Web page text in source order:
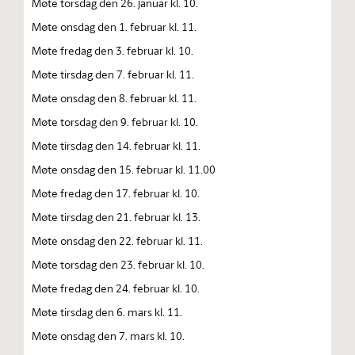
Møte onsdag den 1. februar kl. 11.
Møte fredag den 3. februar kl. 10.
Møte tirsdag den 7. februar kl. 11.
Møte onsdag den 8. februar kl. 11.
Møte torsdag den 9. februar kl. 10.
Møte tirsdag den 14. februar kl. 11.
Møte onsdag den 15. februar kl. 11.00
Møte fredag den 17. februar kl. 10.
Møte tirsdag den 21. februar kl. 13.
Møte onsdag den 22. februar kl. 11.
Møte torsdag den 23. februar kl. 10.
Møte fredag den 24. februar kl. 10.
Møte tirsdag den 6. mars kl. 11.
Møte onsdag den 7. mars kl. 10.